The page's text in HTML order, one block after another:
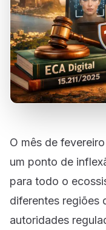
O mês de
um ponto de
para todo o
diferentes regiões
autoridades